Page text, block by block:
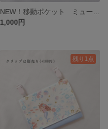
1,000円
残り1点